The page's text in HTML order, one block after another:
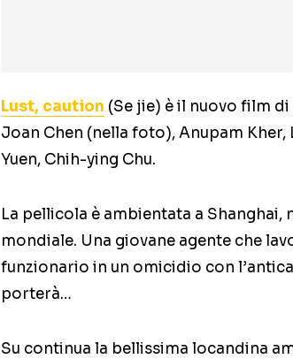
Lust, caution (Se jie) è il nuovo film di
Joan Chen (nella foto), Anupam
Yuen, Chih-ying Chu.
La pellicola è ambientata a
mondiale. Una giovane agente che
funzionario in un omicidio con
porterà…
Su continua la bellissima locandina